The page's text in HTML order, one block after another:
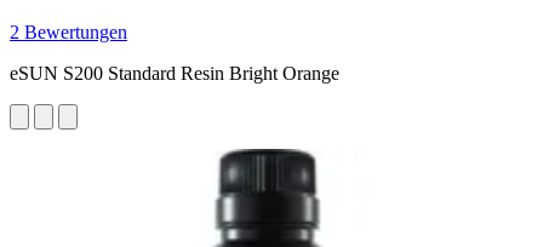
2 Bewertungen
eSUN S200 Standard Resin Bright Orange